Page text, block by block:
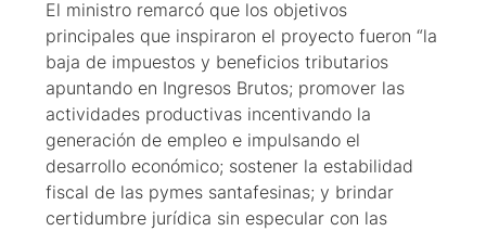
El ministro remarcó que los objetivos
principales que inspiraron el proyecto fueron “la
baja de impuestos y beneficios tributarios
apuntando en Ingresos Brutos; promover las
actividades productivas incentivando la
generación de empleo e impulsando el
desarrollo económico; sostener la estabilidad
fiscal de las pymes santafesinas; y brindar
certidumbre jurídica sin especular con las